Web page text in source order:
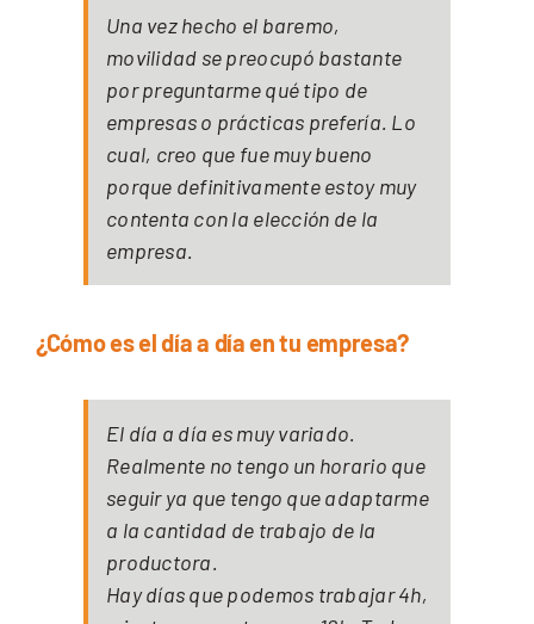
Una vez hecho el baremo,
movilidad se preocupó bastante
por preguntarme qué tipo de
empresas o prácticas prefería. Lo
cual, creo que fue muy bueno
porque definitivamente estoy muy
contenta con la elección de la
empresa.
¿Cómo es el día a día en tu empresa?
El día a día es muy variado.
Realmente no tengo un horario que
seguir ya que tengo que adaptarme
a la cantidad de trabajo de la
productora.
Hay días que podemos trabajar 4h,